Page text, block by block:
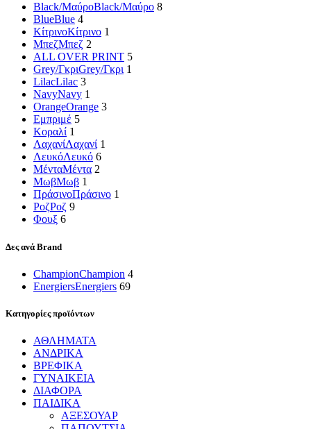
Black/ΜαύροBlack/Μαύρο 8
BlueBlue 4
ΚίτρινοΚίτρινο 1
ΜπεζΜπεζ 2
ALL OVER PRINT 5
Grey/ΓκριGrey/Γκρι 1
LilacLilac 3
NavyNavy 1
OrangeOrange 3
Εμπριμέ 5
Κοραλί 1
ΛαχανίΛαχανί 1
ΛευκόΛευκό 6
ΜένταΜέντα 2
ΜωβΜωβ 1
ΠράσινοΠράσινο 1
ΡοζΡοζ 9
Φουξ 6
Δες ανά Brand
ChampionChampion 4
EnergiersEnergiers 69
Κατηγορίες προϊόντων
ΑΘΛΗΜΑΤΑ
ΑΝΔΡΙΚΑ
ΒΡΕΦΙΚΑ
ΓΥΝΑΙΚΕΙΑ
ΔΙΑΦΟΡΑ
ΠΑΙΔΙΚΑ
ΑΞΕΣΟΥΑΡ